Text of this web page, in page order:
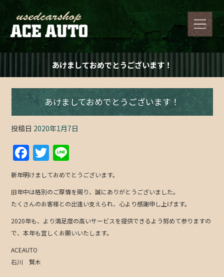
あけましておめでとうございます！
あけましておめでとうございます！
投稿日 2020年1月7日
F
a
c
e
b
o
o
k
T
w
itt
er
n
e
新年明けましておめでとうございます。
旧年中は格別のご厚情を賜り、誠にありがとうございました。
たくさんのお客様との出逢い支えられ、心より感謝申し上げます。
2020年も、より満足度の高いサービスを提供できるよう努めて参りますの
で、本年も宜しくお願いいたします。
ACEAUTO
石川 賢木